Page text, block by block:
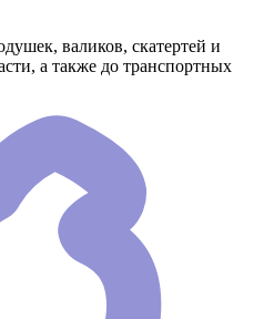
валиков, скатертей и
а также до транспортных